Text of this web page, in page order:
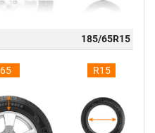
185/65R15
65 R15